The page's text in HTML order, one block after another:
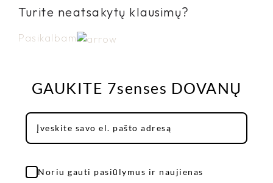
Turite neatsakytų klausimų?
Pasikalbam
GAUKITE 7senses DOVANŲ
Noriu gauti pasiūlymus ir naujienas